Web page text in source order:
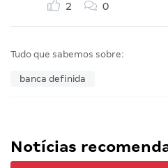
2 0
Tudo que sabemos sobre:
banca definida
Notícias